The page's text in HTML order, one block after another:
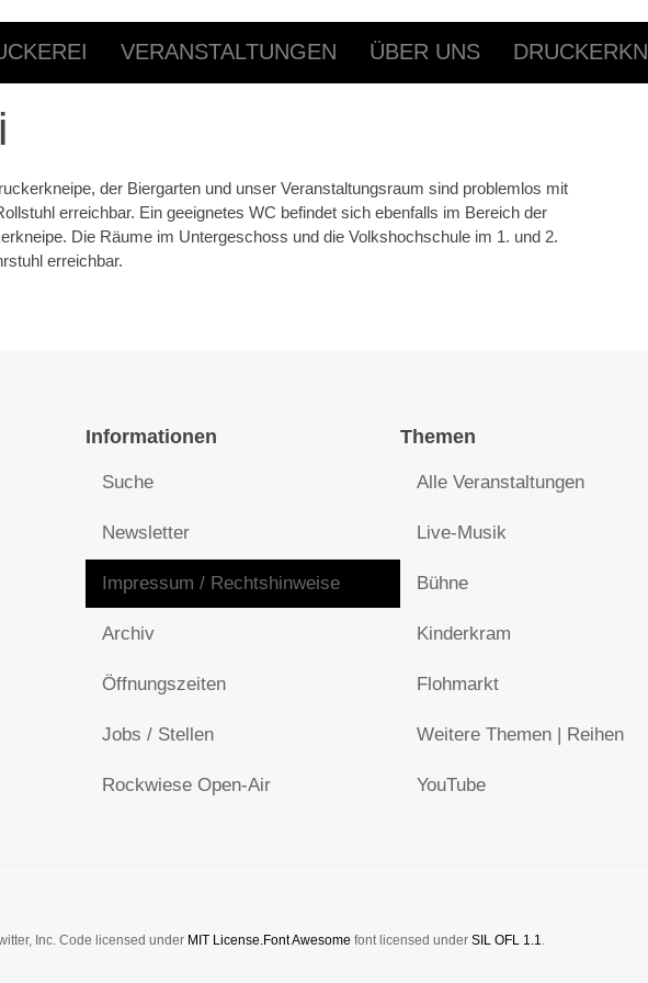
VERANSTALTUNGEN ÜBER UNS
der Biergarten und unser Veranstaltungsraum sind problemlos mit
erreichbar. Ein geeignetes WC befindet sich ebenfalls im Bereich der
Die Räume im Untergeschoss und die Volkshochschule im 1. und 2.
erreichbar.
Informationen
Suche
Newsletter
Impressum / Rechtshinweise
Archiv
Öffnungszeiten
Jobs / Stellen
Rockwiese Open-Air
Themen
Alle Veranstaltungen
Live-Musik
Bühne
Kinderkram
Flohmarkt
Weitere Themen | Reihen
YouTube
Inc. Code licensed under MIT License.Font Awesome font licensed under SIL OFL 1.1.